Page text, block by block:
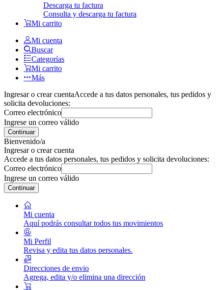
Descarga tu factura
Consulta y descarga tu factura
Mi carrito
Mi cuenta
Buscar
Categorías
Mi carrito
Más
Ingresar o crear cuentaAccede a tus datos personales, tus pedidos y
solicita devoluciones:
Correo electrónico
Ingrese un correo válido
Continuar
Bienvenido/a
Ingresar o crear cuenta
Accede a tus datos personales, tus pedidos y solicita devoluciones:
Correo electrónico
Ingrese un correo válido
Continuar
Mi cuenta
Aquí podrás consultar todos tus movimientos
Mi Perfil
Revisa y edita tus datos personales.
Direcciones de envio
Agrega, edita y/o elimina una dirección